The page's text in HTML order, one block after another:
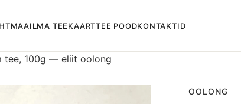
MAAILMA TEEKAARTTEE POODKONTAKTID
tee, 100g — eliit oolong
OOLONG